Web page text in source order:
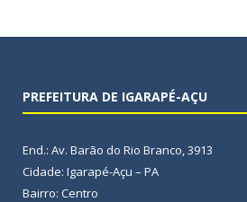
PREFEITURA DE IGARAPÉ-AÇU
End.: Av. Barão do Rio Branco, 3913
Cidade: Igarapé-Açu – PA
Bairro: Centro